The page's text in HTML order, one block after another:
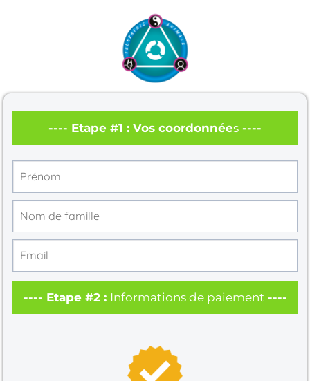
---- Etape #1 : Vos coordonnées ----
---- Etape #2 : Informations de paiement----